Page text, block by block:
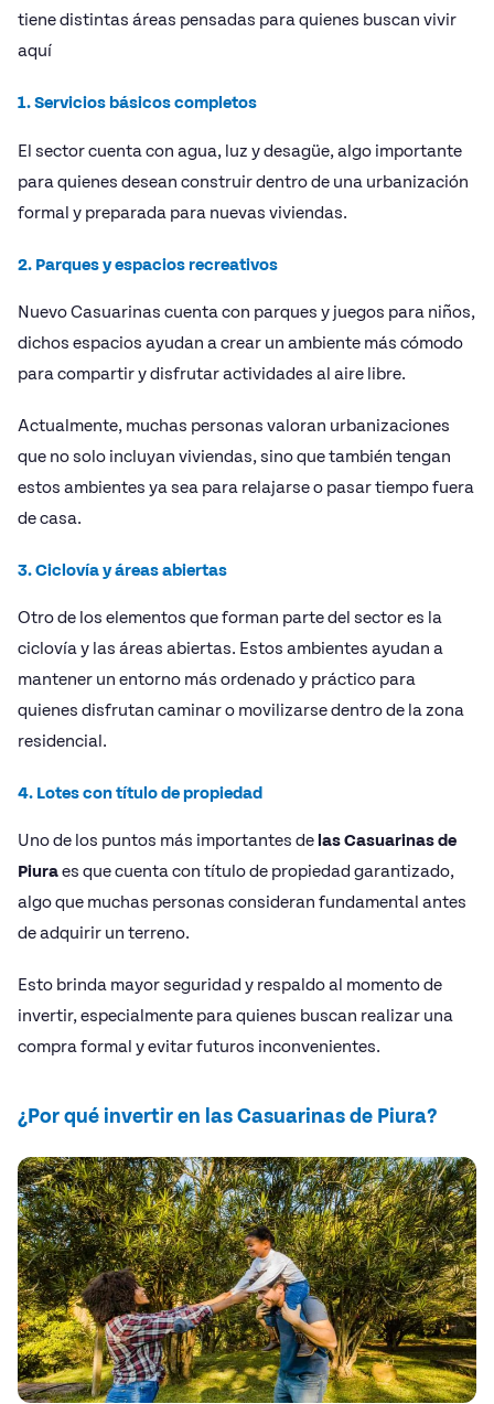
tiene distintas áreas pensadas para quienes buscan vivir
aquí
1. Servicios básicos completos
El sector cuenta con agua, luz y desagüe, algo importante
para quienes desean construir dentro de una urbanización
formal y preparada para nuevas viviendas.
2. Parques y espacios recreativos
Nuevo Casuarinas cuenta con parques y juegos para niños,
dichos espacios ayudan a crear un ambiente más cómodo
para compartir y disfrutar actividades al aire libre.
Actualmente, muchas personas valoran urbanizaciones
que no solo incluyan viviendas, sino que también tengan
estos ambientes ya sea para relajarse o pasar tiempo fuera
de casa.
3. Ciclovía y áreas abiertas
Otro de los elementos que forman parte del sector es la
ciclovía y las áreas abiertas. Estos ambientes ayudan a
mantener un entorno más ordenado y práctico para
quienes disfrutan caminar o movilizarse dentro de la zona
residencial.
4. Lotes con título de propiedad
Uno de los puntos más importantes de las Casuarinas de
Piuraes que cuenta con título de propiedad garantizado,
algo que muchas personas consideran fundamental antes
de adquirir un terreno.
Esto brinda mayor seguridad y respaldo al momento de
invertir, especialmente para quienes buscan realizar una
compra formal y evitar futuros inconvenientes.
¿Por qué invertir en las Casuarinas de Piura?